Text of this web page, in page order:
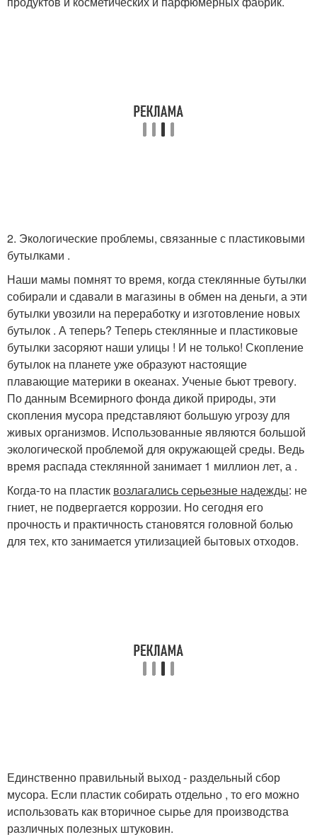
2. Экологические проблемы, связанные с пластиковыми
бутылками .
Наши мамы помнят то время, когда стеклянные бутылки
собирали и сдавали в магазины в обмен на деньги, а эти
бутылки увозили на переработку и изготовление новых
бутылок . А теперь? Теперь стеклянные и пластиковые
бутылки засоряют наши улицы ! И не только! Скопление
бутылок на планете уже образуют настоящие
плавающие материки в океанах. Ученые бьют тревогу.
По данным Всемирного фонда дикой природы, эти
скопления мусора представляют большую угрозу для
живых организмов. Использованные являются большой
экологической проблемой для окружающей среды. Ведь
время распада стеклянной занимает 1 миллион лет, а .
Когда-то на пластик возлагались серьезные надежды: не
гниет, не подвергается коррозии. Но сегодня его
прочность и практичность становятся головной болью
для тех, кто занимается утилизацией бытовых отходов.
Единственно правильный выход - раздельный сбор
мусора. Если пластик собирать отдельно , то его можно
использовать как вторичное сырье для производства
различных полезных штуковин.